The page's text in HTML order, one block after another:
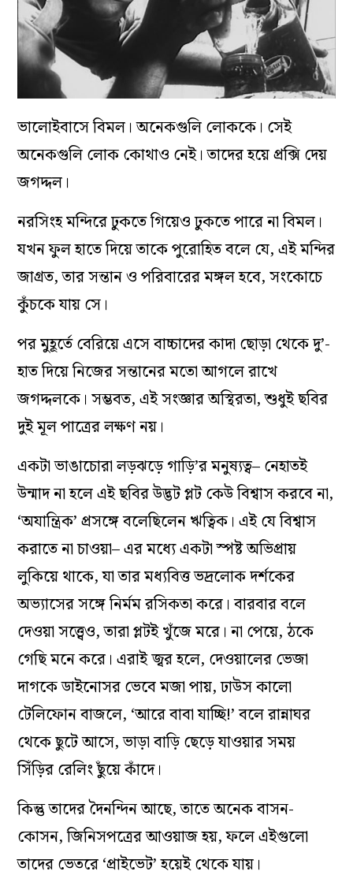
ভালোইবাসে বিমল। অনেকগুলি লোককে। সেই
অনেকগুলি লোক কোথাও নেই।তাদের হয়ে প্রক্সি দেয়
জগদ্দল।
নরসিংহ মন্দিরে ঢুকতে গিয়েও ঢুকতে পারে না বিমল।
যখন ফুল হাতে দিয়ে তাকে পুরোহিত বলে যে, এই মন্দির
জাগ্রত, তার সন্তান ও পরিবারের মঙ্গল হবে, সংকোচে
কুঁচকে যায় সে।
পর মুহূর্তে বেরিয়ে এসে বাচ্চাদের কাদা ছোড়া থেকে দু’-
হাত দিয়ে নিজের সন্তানের মতো আগলে রাখে
জগদ্দলকে।সম্ভবত, এই সংজ্ঞার অস্থিরতা, শুধুই ছবির
দুই মূল পাত্রের লক্ষণ নয়।
একটা ভাঙাচোরা লড়ঝড়ে গাড়ি’র মনুষ্যত্ব– নেহাতই
উন্মাদ না হলে এই ছবির উদ্ভট প্লট কেউ বিশ্বাস করবে না,
‘অযান্ত্রিক‌’ প্রসঙ্গে বলেছিলেন ঋত্বিক। এই যে বিশ্বাস
করাতে না চাওয়া– এর মধ্যে একটা স্পষ্ট অভিপ্রায়
লুকিয়ে থাকে, যা তার মধ্যবিত্ত ভদ্রলোক দর্শকের
অভ্যাসের সঙ্গে নির্মম রসিকতা করে। বারবার বলে
দেওয়া সত্ত্বেও, তারা প্লটই খুঁজে মরে। না পেয়ে, ঠকে
গেছি মনে করে। এরাই জ্বর হলে, দেওয়ালের ভেজা
দাগকে ডাইনোসর ভেবে মজা পায়, ঢাউস কালো
টেলিফোন বাজলে, ‘আরে বাবা যাচ্ছি!’ বলে রান্নাঘর
থেকে ছুটে আসে, ভাড়া বাড়ি ছেড়ে যাওয়ার সময়
সিঁড়ির রেলিং ছুঁয়ে কাঁদে।
কিন্তু তাদের দৈনন্দিন আছে, তাতে অনেক বাসন-
কোসন, জিনিসপত্রের আওয়াজ হয়, ফলে এইগুলো
তাদের ভেতরে ‘প্রাইভেট’ হয়েই থেকে যায়।